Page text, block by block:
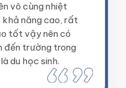
vô cùng nhiệt
năng cao, rất
tốt vậy nên có
đến trường trong
du học sinh.